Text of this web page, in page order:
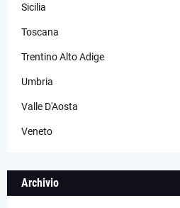
Sicilia
Toscana
Trentino Alto Adige
Umbria
Valle D'Aosta
Veneto
Archivio